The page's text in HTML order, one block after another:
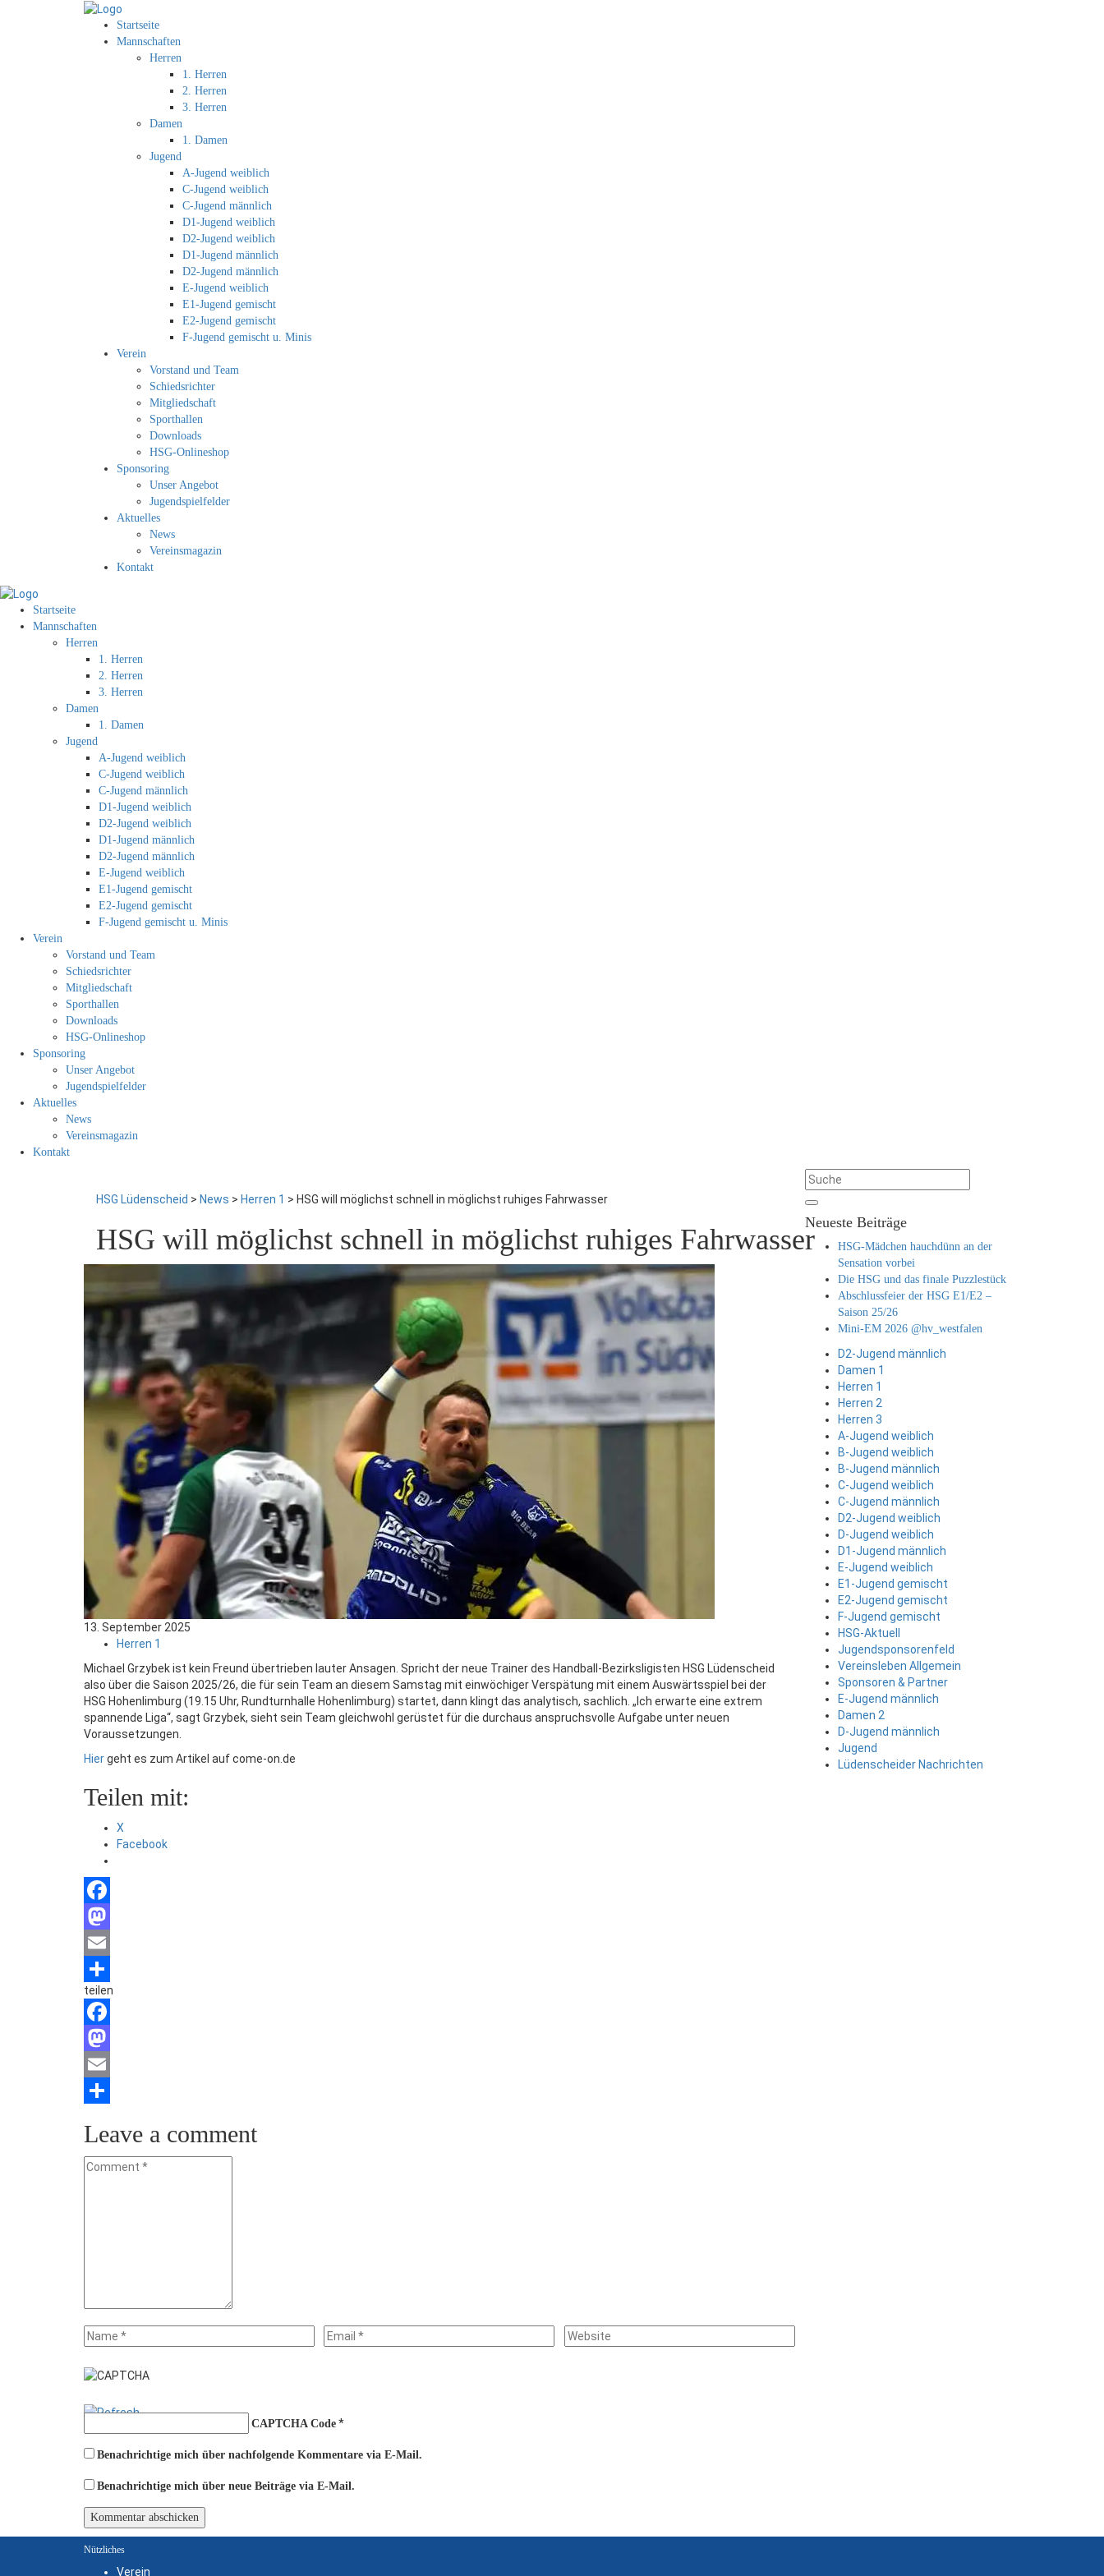
Startseite
Mannschaften
Herren
1. Herren
2. Herren
3. Herren
Damen
1. Damen
Jugend
A-Jugend weiblich
C-Jugend weiblich
C-Jugend männlich
D1-Jugend weiblich
D2-Jugend weiblich
D1-Jugend männlich
D2-Jugend männlich
E-Jugend weiblich
E1-Jugend gemischt
E2-Jugend gemischt
F-Jugend gemischt u. Minis
Verein
Vorstand und Team
Schiedsrichter
Mitgliedschaft
Sporthallen
Downloads
HSG-Onlineshop
Sponsoring
Unser Angebot
Jugendspielfelder
Aktuelles
News
Vereinsmagazin
Kontakt
Startseite
Mannschaften
Herren
1. Herren
2. Herren
3. Herren
Damen
1. Damen
Jugend
A-Jugend weiblich
C-Jugend weiblich
C-Jugend männlich
D1-Jugend weiblich
D2-Jugend weiblich
D1-Jugend männlich
D2-Jugend männlich
E-Jugend weiblich
E1-Jugend gemischt
E2-Jugend gemischt
F-Jugend gemischt u. Minis
Verein
Vorstand und Team
Schiedsrichter
Mitgliedschaft
Sporthallen
Downloads
HSG-Onlineshop
Sponsoring
Unser Angebot
Jugendspielfelder
Aktuelles
News
Vereinsmagazin
Kontakt
HSG Lüdenscheid > News > Herren 1 > HSG will möglichst schnell in möglichst ruhiges Fahrwasser
HSG will möglichst schnell in möglichst ruhiges Fahrwasser
13. September 2025
Herren 1
Michael Grzybek ist kein Freund übertrieben lauter Ansagen. Spricht der neue Trainer des Handball-Bezirksligisten HSG Lüdenscheid
also über die Saison 2025/26, die für sein Team an diesem Samstag mit einwöchiger Verspätung mit einem Auswärtsspiel bei der
HSG Hohenlimburg (19.15 Uhr, Rundturnhalle Hohenlimburg) startet, dann klingt das analytisch, sachlich. „Ich erwarte eine extrem
spannende Liga“, sagt Grzybek, sieht sein Team gleichwohl gerüstet für die durchaus anspruchsvolle Aufgabe unter neuen
Voraussetzungen.
Hiergeht es zum Artikel auf come-on.de
Teilen mit:
X
Facebook
Facebook
Mastodon
Email
Teilen
teilen
Facebook
Mastodon
Email
Leave a comment
CAPTCHA Code *
Benachrichtige mich über nachfolgende Kommentare via E-Mail.
Benachrichtige mich über neue Beiträge via E-Mail.
Neueste Beiträge
HSG-Mädchen hauchdünn an der
Sensation vorbei
Die HSG und das finale Puzzlestück
Abschlussfeier der HSG E1/E2 –
Saison 25/26
Mini-EM 2026 @hv_westfalen
D2-Jugend männlich
Damen 1
Herren 1
Herren 2
Herren 3
A-Jugend weiblich
B-Jugend weiblich
B-Jugend männlich
C-Jugend weiblich
C-Jugend männlich
D2-Jugend weiblich
D-Jugend weiblich
D1-Jugend männlich
E-Jugend weiblich
E1-Jugend gemischt
E2-Jugend gemischt
F-Jugend gemischt
HSG-Aktuell
Jugendsponsorenfeld
Vereinsleben Allgemein
Sponsoren & Partner
E-Jugend männlich
Damen 2
D-Jugend männlich
Jugend
Lüdenscheider Nachrichten
Nützliches
Verein